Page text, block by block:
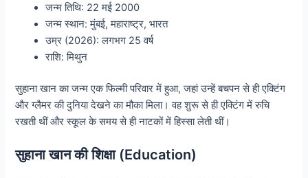
जन्म तिथि: 22 मई 2000
जन्म स्थान: मुंबई, महाराष्ट्र, भारत
उम्र (2026): लगभग 25 वर्ष
राशि: मिथुन
सुहाना खान का जन्म एक फिल्मी परिवार में हुआ, जहां उन्हें बचपन से ही एक्टिंग
और ग्लैमर की दुनिया देखने का मौका मिला। वह शुरू से ही एक्टिंग में रुचि
रखती थीं और स्कूल के समय से ही नाटकों में हिस्सा लेती थीं।
सुहाना खान की शिक्षा (Education)